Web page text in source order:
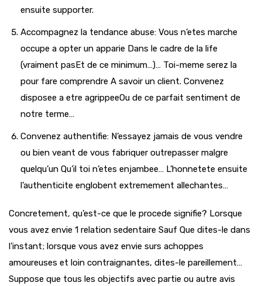
ensuite supporter.
Accompagnez la tendance abuse: Vous n’etes marche
occupe a opter un apparie Dans le cadre de la life
(vraiment pasEt de ce minimum…)… Toi-meme serez la
pour fare comprendre A savoir un client. Convenez
disposee a etre agrippeeOu de ce parfait sentiment de
notre terme…
Convenez authentifie: N’essayez jamais de vous vendre
ou bien veant de vous fabriquer outrepasser malgre
quelqu’un Qu’il toi n’etes enjambee… L’honnetete ensuite
l’authenticite englobent extremement allechantes…
Concretement, qu’est-ce que le procede signifie? Lorsque
vous avez envie 1 relation sedentaire Sauf Que dites-le dans
l’instant; lorsque vous avez envie surs achoppes
amoureuses et loin contraignantes, dites-le pareillement…
Suppose que tous les objectifs avec partie ou autre avis